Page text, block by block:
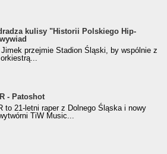
"Historii Polskiego Hip-
kulisy "Historii Polskiego Hip-
przejmie Stadion Śląski, by wspólnie z
- Patoshot
to 21-letni raper z Dolnego Śląska i nowy
TiW Music...